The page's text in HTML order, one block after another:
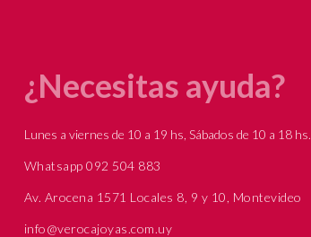
¿Necesitas ayuda?
Lunes a viernes de 10 a 19 hs, Sábados de 10 a 18 hs.
Whatsapp 092 504 883
Av. Arocena 1571 Locales 8, 9 y 10, Montevideo
info@verocajoyas.com.uy